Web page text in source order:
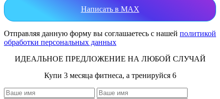
Написать в MAX
Отправляя данную форму вы соглашаетесь с нашей политикой
обработки персональных данных
ИДЕАЛЬНОЕ ПРЕДЛОЖЕНИЕ НА ЛЮБОЙ СЛУЧАЙ
Купи 3 месяца фитнеса, а тренируйся 6